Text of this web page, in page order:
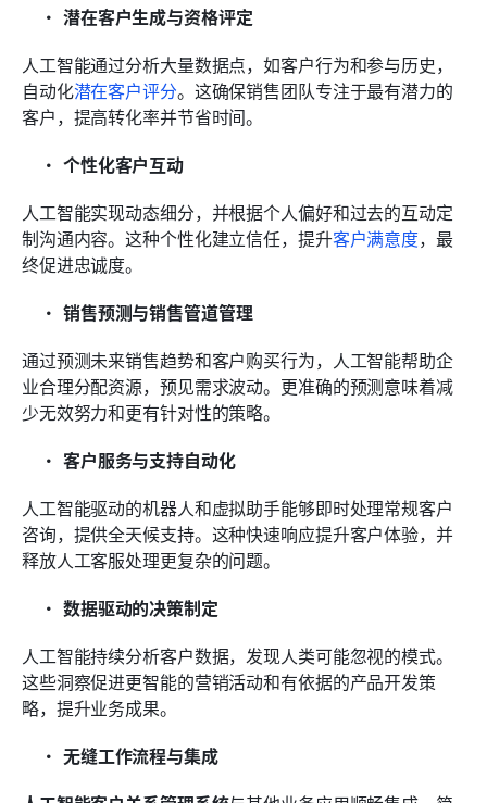
潜在客户生成与资格评定
人工智能通过分析大量数据点，如客户行为和参与历史，
自动化潜在客户评分。这确保销售团队专注于最有潜力的
客户，提高转化率并节省时间。
个性化客户互动
人工智能实现动态细分，并根据个人偏好和过去的互动定
制沟通内容。这种个性化建立信任，提升客户满意度，最
终促进忠诚度。
销售预测与销售管道管理
通过预测未来销售趋势和客户购买行为，人工智能帮助企
业合理分配资源，预见需求波动。更准确的预测意味着减
少无效努力和更有针对性的策略。
客户服务与支持自动化
人工智能驱动的机器人和虚拟助手能够即时处理常规客户
咨询，提供全天候支持。这种快速响应提升客户体验，并
释放人工客服处理更复杂的问题。
数据驱动的决策制定
人工智能持续分析客户数据，发现人类可能忽视的模式。
这些洞察促进更智能的营销活动和有依据的产品开发策
略，提升业务成果。
无缝工作流程与集成